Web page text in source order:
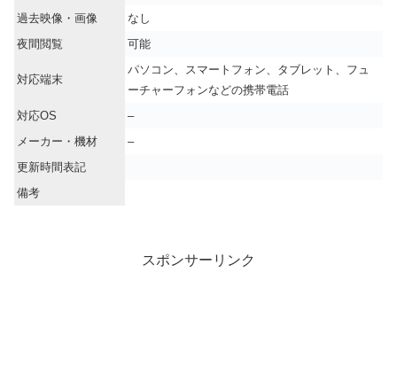
過去映像・画像
なし
夜間閲覧
可能
対応端末
パソコン、スマートフォン、タブレット、フュ
ーチャーフォンなどの携帯電話
対応OS
–
メーカー・機材
–
更新時間表記
備考
スポンサーリンク